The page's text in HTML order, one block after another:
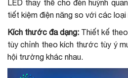
LED thay thế cho đèn huỳnh
tiết kiệm điện năng so với các loại
Kích thước đa dạng: Thiết kế
tùy chỉnh theo kích thước tùy ý
hội trường khác nhau.